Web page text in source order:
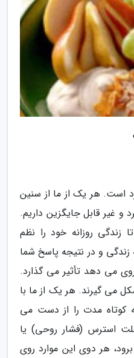
هر یک از ما از سنین
و غیر قابل جایگزین داریم.
زندگی روزانه خود را نظم
و در نتیجه پاسخ شما
می دهد تأثیر می گذارد.
می گیرند. هر یک از ما با
کوتاه مدت را از دست می
استرس (فشار روحی) یا
هر دوی این موارد روی